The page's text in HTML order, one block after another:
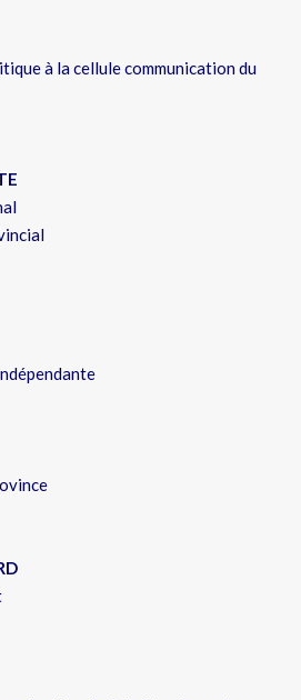
à la cellule communication du